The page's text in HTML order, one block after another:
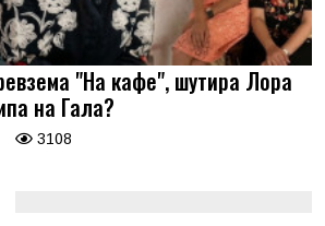
"На кафе", шутира Лора
на Гала?
3108